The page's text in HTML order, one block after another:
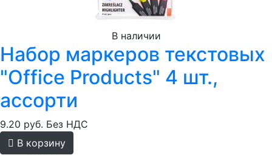
В наличии
Набор маркеров текстовых
"Office Products" 4 шт.,
ассорти
9.20 руб. Без НДС
В корзину